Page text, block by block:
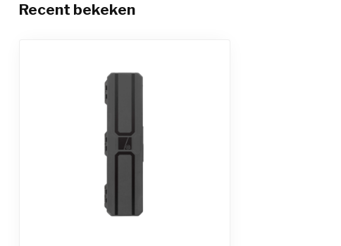
Recent bekeken